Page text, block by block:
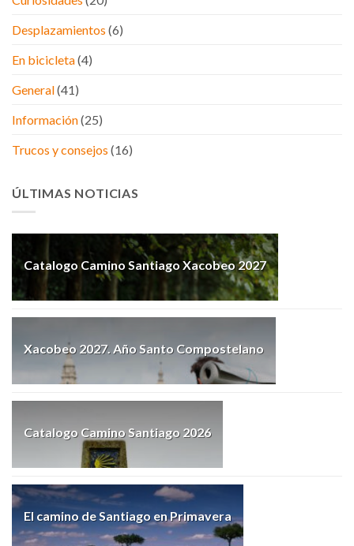
Desplazamientos (6)
En bicicleta(4)
General(41)
Información(25)
Trucos y consejos (16)
ÚLTIMAS NOTICIAS
Catalogo Camino Santiago Xacobeo 2027
Xacobeo 2027. Año Santo Compostelano
Catalogo Camino Santiago 2026
El camino de Santiago en Primavera